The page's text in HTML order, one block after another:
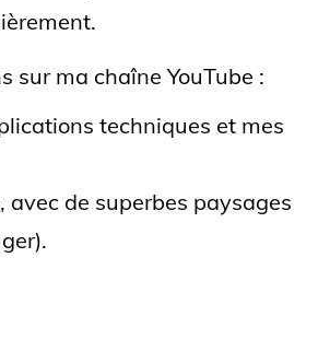
sur ma chaîne YouTube :
techniques et mes
avec de superbes paysages